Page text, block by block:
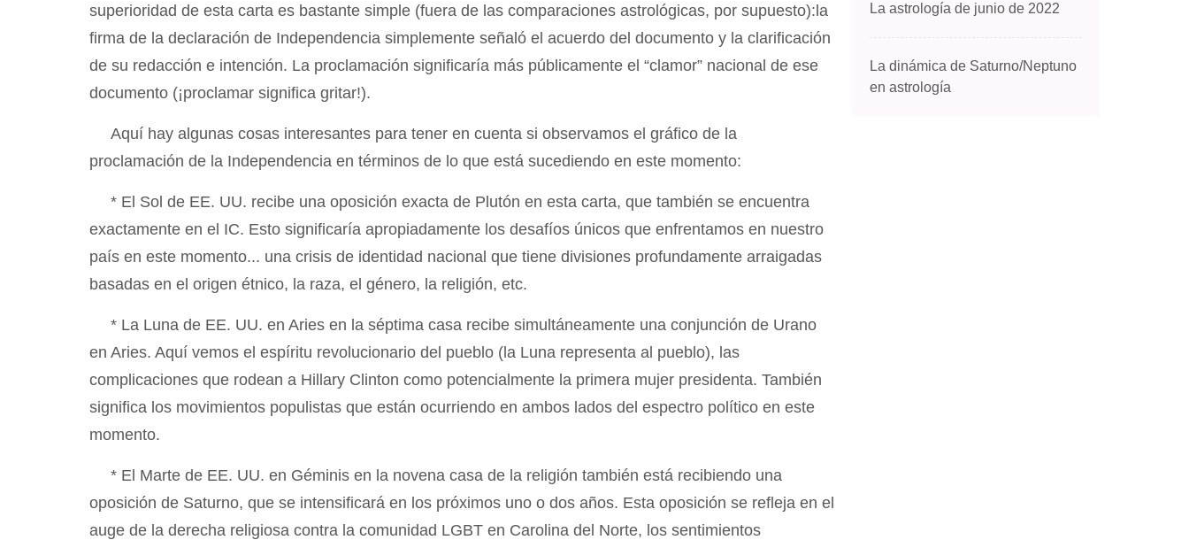
superioridad de esta carta es bastante simple (fuera de las comparaciones astrológicas, por supuesto):la
firma de la declaración de Independencia simplemente señaló el acuerdo del documento y la clarificación
de su redacción e intención. La proclamación significaría más públicamente el “clamor” nacional de ese
documento (¡proclamar significa gritar!).
Aquí hay algunas cosas interesantes para tener en cuenta si observamos el gráfico de la
proclamación de la Independencia en términos de lo que está sucediendo en este momento:
* El Sol de EE. UU. recibe una oposición exacta de Plutón en esta carta, que también se encuentra
exactamente en el IC. Esto significaría apropiadamente los desafíos únicos que enfrentamos en nuestro
país en este momento... una crisis de identidad nacional que tiene divisiones profundamente arraigadas
basadas en el origen étnico, la raza, el género, la religión, etc.
* La Luna de EE. UU. en Aries en la séptima casa recibe simultáneamente una conjunción de Urano
en Aries. Aquí vemos el espíritu revolucionario del pueblo (la Luna representa al pueblo), las
complicaciones que rodean a Hillary Clinton como potencialmente la primera mujer presidenta. También
significa los movimientos populistas que están ocurriendo en ambos lados del espectro político en este
momento.
* El Marte de EE. UU. en Géminis en la novena casa de la religión también está recibiendo una
oposición de Saturno, que se intensificará en los próximos uno o dos años. Esta oposición se refleja en el
auge de la derecha religiosa contra la comunidad LGBT en Carolina del Norte, los sentimientos
La astrología de junio de 2022
La dinámica de Saturno/Neptuno
en astrología